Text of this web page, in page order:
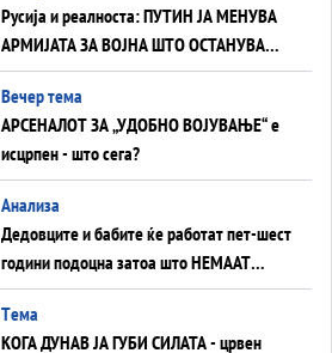
Русија и реалноста: ПУТИН ЈА МЕНУВА
АРМИЈАТА ЗА ВОЈНА ШТО ОСТАНУВА
БЕЗ ФРОНТ
Вечер тема
АРСЕНАЛОТ ЗА „УДОБНО ВОЈУВАЊЕ“ е
исцрпен - што сега?
Анализа
Дедовците и бабите ќе работат пет-шест
години подоцна затоа што НЕМААТ
ВНУЦИ ДА ГИ ЗАМЕНАТ
Tема
КОГА ДУНАВ ЈА ГУБИ СИЛАТА - црвен